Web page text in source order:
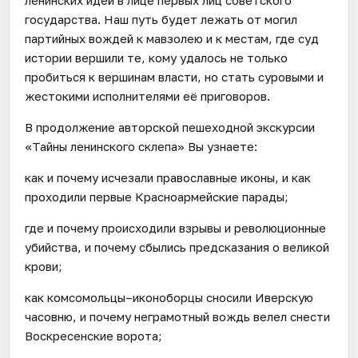
государства. Наш путь будет лежать от могил
партийных вождей к мавзолею и к местам, где суд
истории вершили те, кому удалось не только
пробиться к вершинам власти, но стать суровыми и
жестокими исполнителями её приговоров.
В продолжение авторской пешеходной экскурсии
«Тайны ленинского склепа» Вы узнаете:
как и почему исчезали православные иконы, и как
проходили первые Красноармейские парады;
где и почему происходили взрывы и революционные
убийства, и почему сбылись предсказания о великой
крови;
как комсомольцы–иконоборцы сносили Иверскую
часовню, и почему неграмотный вождь велел снести
Воскресенские ворота;